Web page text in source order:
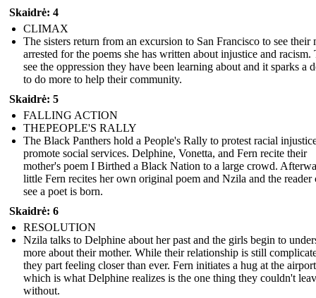
Skaidrė: 4
CLIMAX
The sisters return from an excursion to San Francisco to see their
arrested for the poems she has written about injustice and racism.
see the oppression they have been learning about and it sparks a
to do more to help their community.
Skaidrė: 5
FALLING ACTION
THEPEOPLE'S RALLY
The Black Panthers hold a People's Rally to protest racial
promote social services. Delphine, Vonetta, and Fern recite their
mother's poem I Birthed a Black Nation to a large crowd.
little Fern recites her own original poem and Nzila and the reader
see a poet is born.
Skaidrė: 6
RESOLUTION
Nzila talks to Delphine about her past and the girls begin to
more about their mother. While their relationship is still
they part feeling closer than ever. Fern initiates a hug at the airport
which is what Delphine realizes is the one thing they couldn't
without.